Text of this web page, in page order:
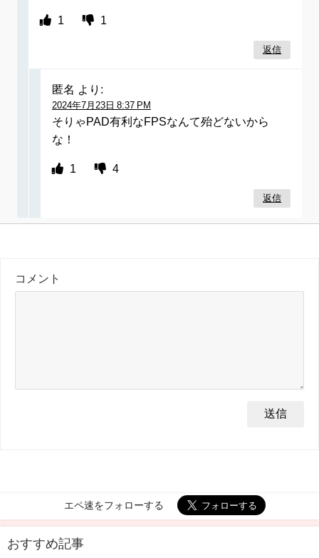
1 1
返信
匿名 より:
2024年7月23日 8:37 PM
そりゃPAD有利なFPSなんて殆どないから
な！
1 4
返信
コメント
エペ速をフォローする
おすすめ記事